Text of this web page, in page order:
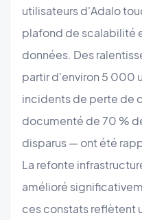
utilisateurs d'Adalo
plafond de scalabilité
données. Des
partir d'environ 5 000
incidents de perte de
documenté de 70 %
disparus — ont été
La refonte
amélioré
ces constats reflètent